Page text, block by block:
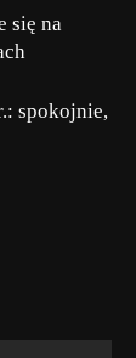
się na
spokojnie,